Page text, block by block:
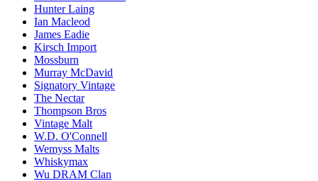
Hunter Laing
Ian Macleod
James Eadie
Kirsch Import
Mossburn
Murray McDavid
Signatory Vintage
The Nectar
Thompson Bros
Vintage Malt
W.D. O'Connell
Wemyss Malts
Whiskymax
Wu DRAM Clan